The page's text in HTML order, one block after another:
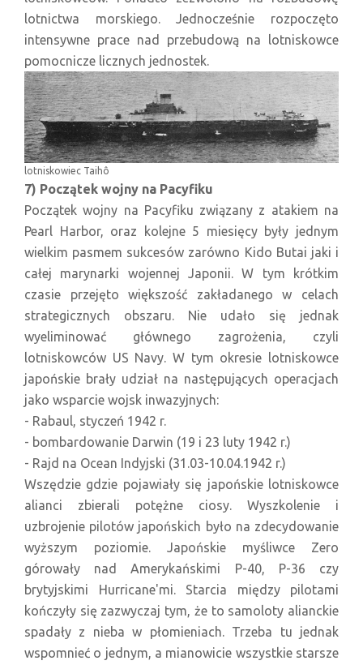
lotnictwa morskiego. Jednocześnie rozpoczęto
intensywne prace nad przebudową na lotniskowce
pomocnicze licznych jednostek.
lotniskowiec Taihô
7) Początek wojny na Pacyfiku
Początek wojny na Pacyfiku związany z atakiem na
Pearl Harbor, oraz kolejne 5 miesięcy były jednym
wielkim pasmem sukcesów zarówno Kido Butai jaki i
całej marynarki wojennej Japonii. W tym krótkim
czasie przejęto większość zakładanego w celach
strategicznych obszaru. Nie udało się jednak
wyeliminować głównego zagrożenia, czyli
lotniskowców US Navy. W tym okresie lotniskowce
japońskie brały udział na następujących operacjach
jako wsparcie wojsk inwazyjnych:
- Rabaul, styczeń 1942 r.
- bombardowanie Darwin (19 i 23 luty 1942 r.)
- Rajd na Ocean Indyjski (31.03-10.04.1942 r.)
Wszędzie gdzie pojawiały się japońskie lotniskowce
alianci zbierali potężne ciosy. Wyszkolenie i
uzbrojenie pilotów japońskich było na zdecydowanie
wyższym poziomie. Japońskie myśliwce Zero
górowały nad Amerykańskimi P-40, P-36 czy
brytyjskimi Hurricane'mi. Starcia między pilotami
kończyły się zazwyczaj tym, że to samoloty alianckie
spadały z nieba w płomieniach. Trzeba tu jednak
wspomnieć o jednym, a mianowicie wszystkie starsze